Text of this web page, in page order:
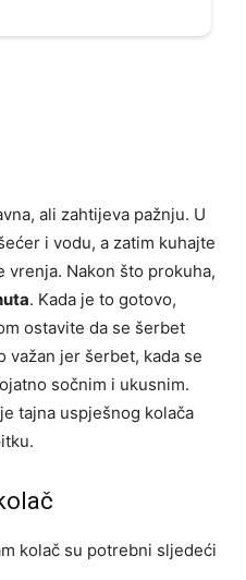
ali zahtijeva pažnju. U
i vodu, a zatim kuhajte
vrenja. Nakon što prokuha,
. Kada je to gotovo,
ostavite da se šerbet
važan jer šerbet, kada se
sočnim i ukusnim.
tajna uspješnog kolača
kolač su potrebni sljedeći